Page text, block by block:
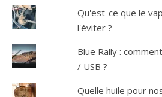
Qu'est-ce que le
l'éviter ?
Blue Rally :
/ USB ?
Quelle huile pour